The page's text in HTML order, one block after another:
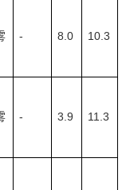
- 8.0 10.3
- 3.9 11.3